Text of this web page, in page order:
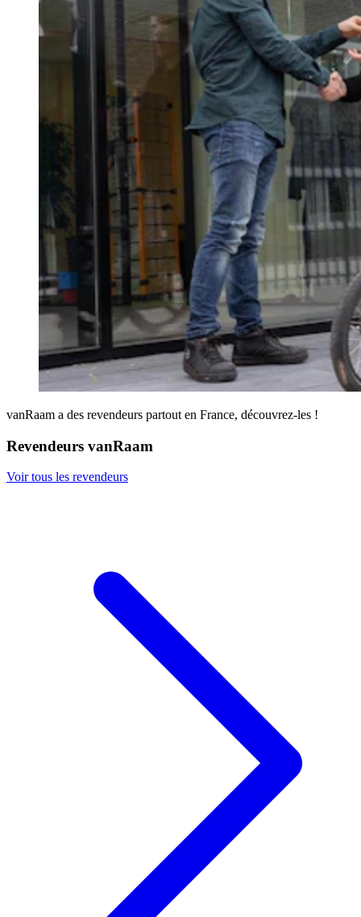
vanRaam a des revendeurs partout en France, découvrez-les !
Revendeurs vanRaam
Voir tous les revendeurs